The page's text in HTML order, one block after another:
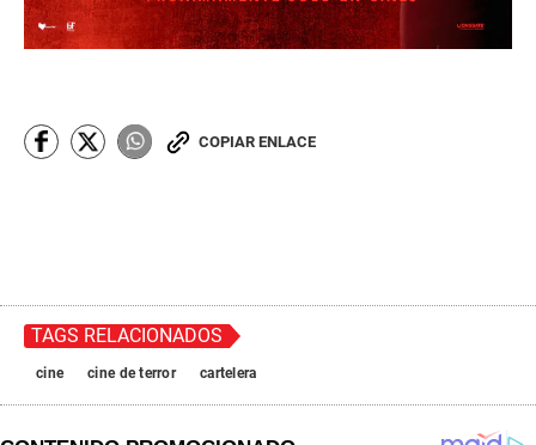
COPIAR ENLACE
TAGS RELACIONADOS
cine cine de terror cartelera